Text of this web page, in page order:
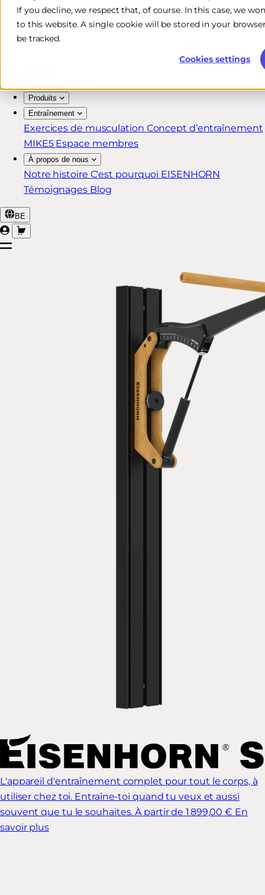
If you decline, we respect that, of course. In this case, we
to this website. A single cookie will be stored in your
be tracked.
Cookies settings
Livraison rapide et gratuite*
Retour sous 30 jours
Produits
Entraînement
Exercices de musculation Concept d’entraînement
MIKE5 Espace membres
À propos de nous
Notre histoire C'est pourquoi EISENHORN
Témoignages Blog
BE
L'appareil d'entraînement complet pour tout le corps, à
utiliser chez toi. Entraîne-toi quand tu veux et aussi
souvent que tu le souhaites. À partir de 1 899,00 € En
savoir plus